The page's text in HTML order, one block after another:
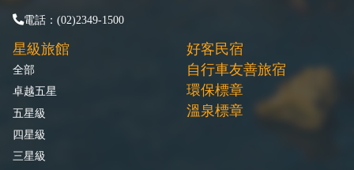
電話：(02)2349-1500
星級旅館
全部
卓越五星
五星級
四星級
三星級
好客民宿
自行車友善旅宿
環保標章
溫泉標章